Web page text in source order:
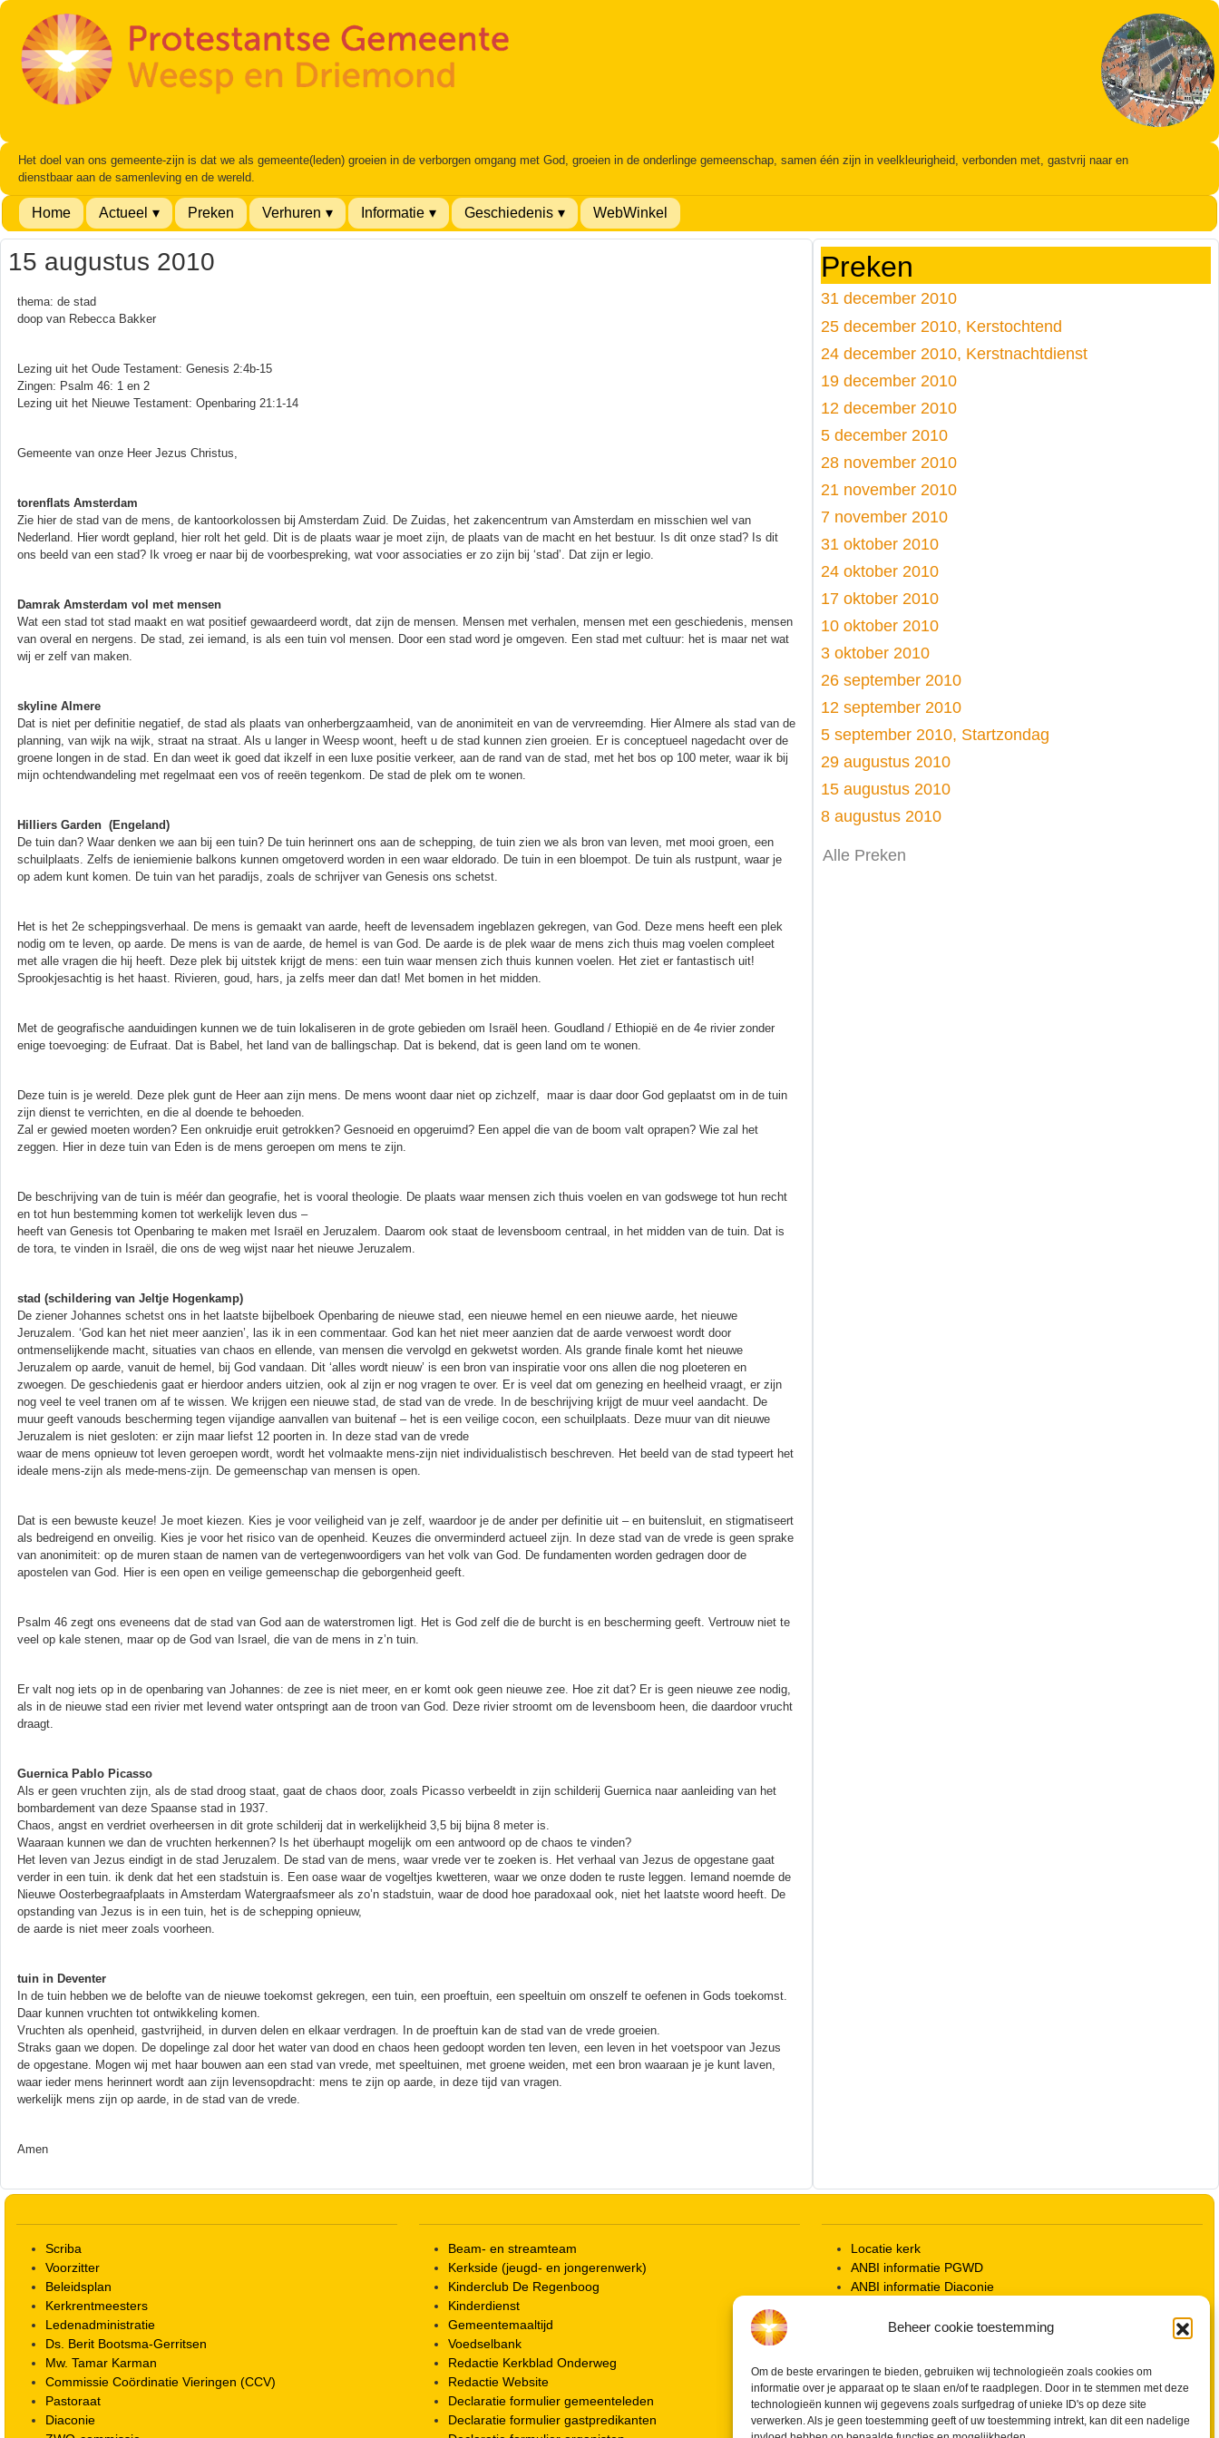
Beheer cookie toestemming
Om de beste ervaringen te bieden, gebruiken wij technologieën zoals cookies om
informatie over je apparaat op te slaan en/of te raadplegen. Door in te stemmen met deze
technologieën kunnen wij gegevens zoals surfgedrag of unieke ID's op deze site
verwerken. Als je geen toestemming geeft of uw toestemming intrekt, kan dit een nadelige
Het doel van ons gemeente-zijn is dat we als gemeente(leden) groeien in de verborgen omgang met God, groeien in de onderlinge gemeenschap, samen één zijn in veelkleurigheid, verbonden met, gastvrij naar en
dienstbaar aan de samenleving en de wereld.
Home Actueel Preken Verhuren Informatie Geschiedenis WebWinkel
15 augustus 2010
thema: de stad
doop van Rebecca Bakker
Lezing uit het Oude Testament: Genesis 2:4b-15
Zingen: Psalm 46: 1 en 2
Lezing uit het Nieuwe Testament: Openbaring 21:1-14
Gemeente van onze Heer Jezus Christus,
torenflats Amsterdam
Zie hier de stad van de mens, de kantoorkolossen bij Amsterdam Zuid. De Zuidas, het zakencentrum van Amsterdam en misschien wel van
Nederland. Hier wordt gepland, hier rolt het geld. Dit is de plaats waar je moet zijn, de plaats van de macht en het bestuur. Is dit onze stad? Is dit
ons beeld van een stad? Ik vroeg er naar bij de voorbespreking, wat voor associaties er zo zijn bij ‘stad’. Dat zijn er legio.
Damrak Amsterdam vol met mensen
Wat een stad tot stad maakt en wat positief gewaardeerd wordt, dat zijn de mensen. Mensen met verhalen, mensen met een geschiedenis, mensen
van overal en nergens. De stad, zei iemand, is als een tuin vol mensen. Door een stad word je omgeven. Een stad met cultuur: het is maar net wat
wij er zelf van maken.
skyline Almere
Dat is niet per definitie negatief, de stad als plaats van onherbergzaamheid, van de anonimiteit en van de vervreemding. Hier Almere als stad van de
planning, van wijk na wijk, straat na straat. Als u langer in Weesp woont, heeft u de stad kunnen zien groeien. Er is conceptueel nagedacht over de
groene longen in de stad. En dan weet ik goed dat ikzelf in een luxe positie verkeer, aan de rand van de stad, met het bos op 100 meter, waar ik bij
mijn ochtendwandeling met regelmaat een vos of reeën tegenkom. De stad de plek om te wonen.
Hilliers Garden (Engeland)
De tuin dan? Waar denken we aan bij een tuin? De tuin herinnert ons aan de schepping, de tuin zien we als bron van leven, met mooi groen, een
schuilplaats. Zelfs de ieniemienie balkons kunnen omgetoverd worden in een waar eldorado. De tuin in een bloempot. De tuin als rustpunt, waar je
op adem kunt komen. De tuin van het paradijs, zoals de schrijver van Genesis ons schetst.
Het is het 2e scheppingsverhaal. De mens is gemaakt van aarde, heeft de levensadem ingeblazen gekregen, van God. Deze mens heeft een plek
nodig om te leven, op aarde. De mens is van de aarde, de hemel is van God. De aarde is de plek waar de mens zich thuis mag voelen compleet
met alle vragen die hij heeft. Deze plek bij uitstek krijgt de mens: een tuin waar mensen zich thuis kunnen voelen. Het ziet er fantastisch uit!
Sprookjesachtig is het haast. Rivieren, goud, hars, ja zelfs meer dan dat! Met bomen in het midden.
Met de geografische aanduidingen kunnen we de tuin lokaliseren in de grote gebieden om Israël heen. Goudland / Ethiopië en de 4e rivier zonder
enige toevoeging: de Eufraat. Dat is Babel, het land van de ballingschap. Dat is bekend, dat is geen land om te wonen.
Deze tuin is je wereld. Deze plek gunt de Heer aan zijn mens. De mens woont daar niet op zichzelf, maar is daar door God geplaatst om in de tuin
zijn dienst te verrichten, en die al doende te behoeden.
Zal er gewied moeten worden? Een onkruidje eruit getrokken? Gesnoeid en opgeruimd? Een appel die van de boom valt oprapen? Wie zal het
zeggen. Hier in deze tuin van Eden is de mens geroepen om mens te zijn.
De beschrijving van de tuin is méér dan geografie, het is vooral theologie. De plaats waar mensen zich thuis voelen en van godswege tot hun recht
en tot hun bestemming komen tot werkelijk leven dus –
heeft van Genesis tot Openbaring te maken met Israël en Jeruzalem. Daarom ook staat de levensboom centraal, in het midden van de tuin. Dat is
de tora, te vinden in Israël, die ons de weg wijst naar het nieuwe Jeruzalem.
stad (schildering van Jeltje Hogenkamp)
De ziener Johannes schetst ons in het laatste bijbelboek Openbaring de nieuwe stad, een nieuwe hemel en een nieuwe aarde, het nieuwe
Jeruzalem. ‘God kan het niet meer aanzien’, las ik in een commentaar. God kan het niet meer aanzien dat de aarde verwoest wordt door
ontmenselijkende macht, situaties van chaos en ellende, van mensen die vervolgd en gekwetst worden. Als grande finale komt het nieuwe
Jeruzalem op aarde, vanuit de hemel, bij God vandaan. Dit ‘alles wordt nieuw’ is een bron van inspiratie voor ons allen die nog ploeteren en
zwoegen. De geschiedenis gaat er hierdoor anders uitzien, ook al zijn er nog vragen te over. Er is veel dat om genezing en heelheid vraagt, er zijn
nog veel te veel tranen om af te wissen. We krijgen een nieuwe stad, de stad van de vrede. In de beschrijving krijgt de muur veel aandacht. De
muur geeft vanouds bescherming tegen vijandige aanvallen van buitenaf – het is een veilige cocon, een schuilplaats. Deze muur van dit nieuwe
Jeruzalem is niet gesloten: er zijn maar liefst 12 poorten in. In deze stad van de vrede
waar de mens opnieuw tot leven geroepen wordt, wordt het volmaakte mens-zijn niet individualistisch beschreven. Het beeld van de stad typeert het
ideale mens-zijn als mede-mens-zijn. De gemeenschap van mensen is open.
Dat is een bewuste keuze! Je moet kiezen. Kies je voor veiligheid van je zelf, waardoor je de ander per definitie uit – en buitensluit, en stigmatiseert
als bedreigend en onveilig. Kies je voor het risico van de openheid. Keuzes die onverminderd actueel zijn. In deze stad van de vrede is geen sprake
van anonimiteit: op de muren staan de namen van de vertegenwoordigers van het volk van God. De fundamenten worden gedragen door de
apostelen van God. Hier is een open en veilige gemeenschap die geborgenheid geeft.
Psalm 46 zegt ons eveneens dat de stad van God aan de waterstromen ligt. Het is God zelf die de burcht is en bescherming geeft. Vertrouw niet te
veel op kale stenen, maar op de God van Israel, die van de mens in z’n tuin.
Er valt nog iets op in de openbaring van Johannes: de zee is niet meer, en er komt ook geen nieuwe zee. Hoe zit dat? Er is geen nieuwe zee nodig,
als in de nieuwe stad een rivier met levend water ontspringt aan de troon van God. Deze rivier stroomt om de levensboom heen, die daardoor vrucht
draagt.
Guernica Pablo Picasso
Als er geen vruchten zijn, als de stad droog staat, gaat de chaos door, zoals Picasso verbeeldt in zijn schilderij Guernica naar aanleiding van het
bombardement van deze Spaanse stad in 1937.
Chaos, angst en verdriet overheersen in dit grote schilderij dat in werkelijkheid 3,5 bij bijna 8 meter is.
Waaraan kunnen we dan de vruchten herkennen? Is het überhaupt mogelijk om een antwoord op de chaos te vinden?
Het leven van Jezus eindigt in de stad Jeruzalem. De stad van de mens, waar vrede ver te zoeken is. Het verhaal van Jezus de opgestane gaat
verder in een tuin. ik denk dat het een stadstuin is. Een oase waar de vogeltjes kwetteren, waar we onze doden te ruste leggen. Iemand noemde de
Nieuwe Oosterbegraafplaats in Amsterdam Watergraafsmeer als zo’n stadstuin, waar de dood hoe paradoxaal ook, niet het laatste woord heeft. De
opstanding van Jezus is in een tuin, het is de schepping opnieuw,
de aarde is niet meer zoals voorheen.
tuin in Deventer
In de tuin hebben we de belofte van de nieuwe toekomst gekregen, een tuin, een proeftuin, een speeltuin om onszelf te oefenen in Gods toekomst.
Daar kunnen vruchten tot ontwikkeling komen.
Vruchten als openheid, gastvrijheid, in durven delen en elkaar verdragen. In de proeftuin kan de stad van de vrede groeien.
Straks gaan we dopen. De dopelinge zal door het water van dood en chaos heen gedoopt worden ten leven, een leven in het voetspoor van Jezus
de opgestane. Mogen wij met haar bouwen aan een stad van vrede, met speeltuinen, met groene weiden, met een bron waaraan je je kunt laven,
waar ieder mens herinnert wordt aan zijn levensopdracht: mens te zijn op aarde, in deze tijd van vragen.
werkelijk mens zijn op aarde, in de stad van de vrede.
Amen
Preken
31 december 2010
25 december 2010, Kerstochtend
24 december 2010, Kerstnachtdienst
19 december 2010
12 december 2010
5 december 2010
28 november 2010
21 november 2010
7 november 2010
31 oktober 2010
24 oktober 2010
17 oktober 2010
10 oktober 2010
3 oktober 2010
26 september 2010
12 september 2010
5 september 2010, Startzondag
29 augustus 2010
15 augustus 2010
8 augustus 2010
Alle Preken
Scriba
Voorzitter
Beleidsplan
Kerkrentmeesters
Ledenadministratie
Ds. Berit Bootsma-Gerritsen
Mw. Tamar Karman
Commissie Coördinatie Vieringen (CCV)
Pastoraat
Diaconie
Beam- en streamteam
Kerkside (jeugd- en jongerenwerk)
Kinderclub De Regenboog
Kinderdienst
Gemeentemaaltijd
Voedselbank
Redactie Kerkblad Onderweg
Redactie Website
Declaratie formulier gemeenteleden
Declaratie formulier gastpredikanten
Locatie kerk
ANBI informatie PGWD
ANBI informatie Diaconie
Info Kerkelijke gebouwen / koster
Privacy
Streaming Protocol
Cookiebeleid (EU)